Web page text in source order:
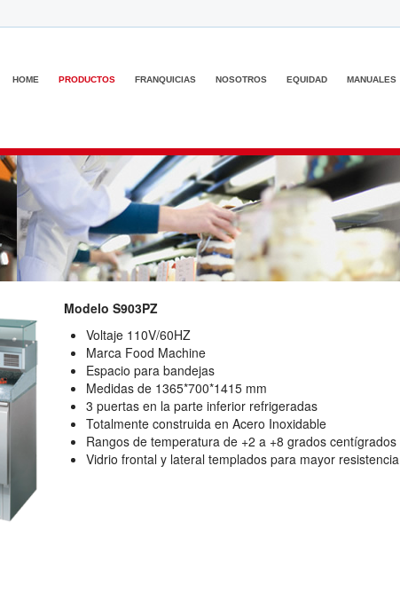
HOME PRODUCTOS FRANQUICIAS NOSOTROS EQUIDAD MANUALES
Modelo S903PZ
Voltaje 110V/60HZ
Marca Food Machine
Espacio para bandejas
Medidas de 1365*700*1415 mm
3 puertas en la parte inferior refrigeradas
Totalmente construida en Acero Inoxidable
Rangos de temperatura de +2 a +8 grados centígrados
Vidrio frontal y lateral templados para mayor resistencia